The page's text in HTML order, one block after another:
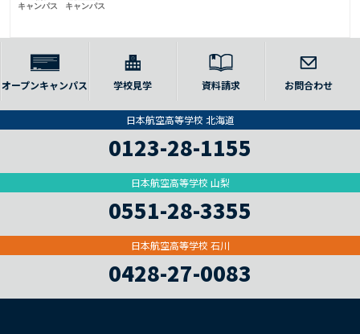
キャンパス
キャンパス
オープンキャンパス 学校見学 資料請求 お問合わせ
日本航空高等学校 北海道
0123-28-1155
日本航空高等学校 山梨
0551-28-3355
日本航空高等学校 石川
0428-27-0083